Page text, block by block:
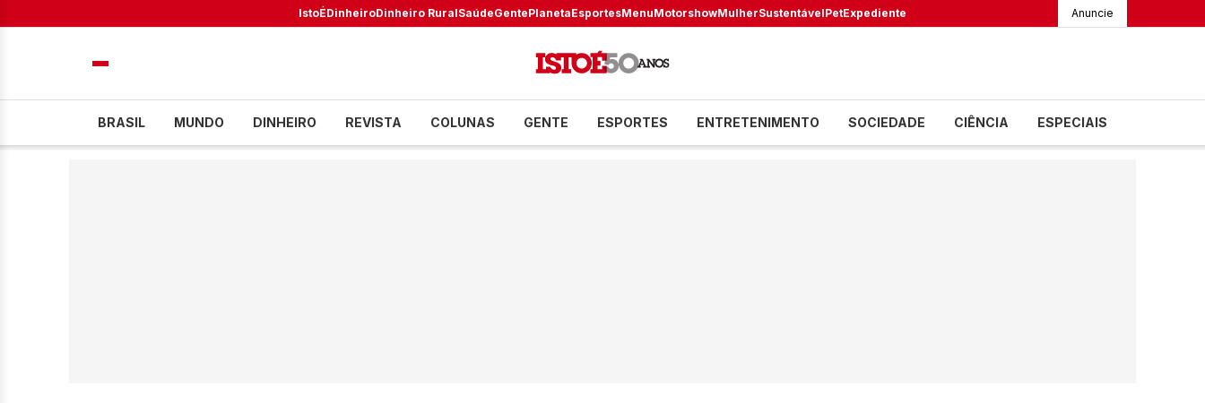
IstoÉDinheiroDinheiro RuralSaúdeGentePlanetaEsportesMenuMotorshowMulherSustentávelPetExpediente Anuncie
BRASIL MUNDO DINHEIRO REVISTA COLUNAS GENTE ESPORTES ENTRETENIMENTO SOCIEDADE CIÊNCIA ESPECIAIS